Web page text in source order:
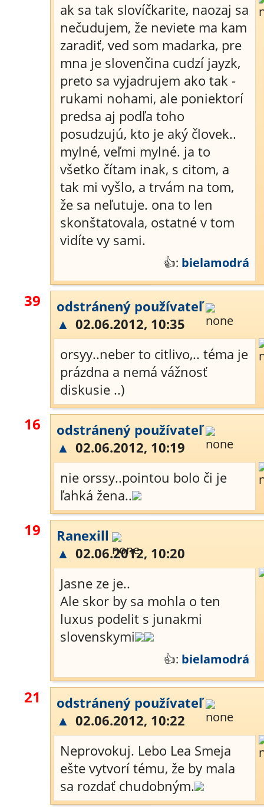
ak sa tak slovíčkarite, naozaj sa
nečudujem, že neviete ma kam
zaradiť, ved som madarka, pre
mna je slovenčina cudzí jayzk,
preto sa vyjadrujem ako tak -
rukami nohami, ale poniektorí
predsa aj podľa toho
posudzujú, kto je aký človek..
mylné, veľmi mylné. ja to
všetko čítam inak, s citom, a
tak mi vyšlo, a trvám na tom,
že sa neľutuje. ona to len
skonštatovala, ostatné v tom
vidíte vy sami.
👍: bielamodrá
39
odstránený používateľ
▲ 02.06.2012, 10:35
orsyy..neber to citlivo,.. téma je
prázdna a nemá vážnosť
diskusie ..)
16
odstránený používateľ
▲ 02.06.2012, 10:19
nie orssy..pointou bolo či je
ľahká žena..
19
Ranexill
▲ 02.06.2012, 10:20
Jasne ze je..
Ale skor by sa mohla o ten
luxus podelit s junakmi
slovenskymi
👍: bielamodrá
21
odstránený používateľ
▲ 02.06.2012, 10:22
Neprovokuj. Lebo Lea Smeja
ešte vytvorí tému, že by mala
sa rozdať chudobným.